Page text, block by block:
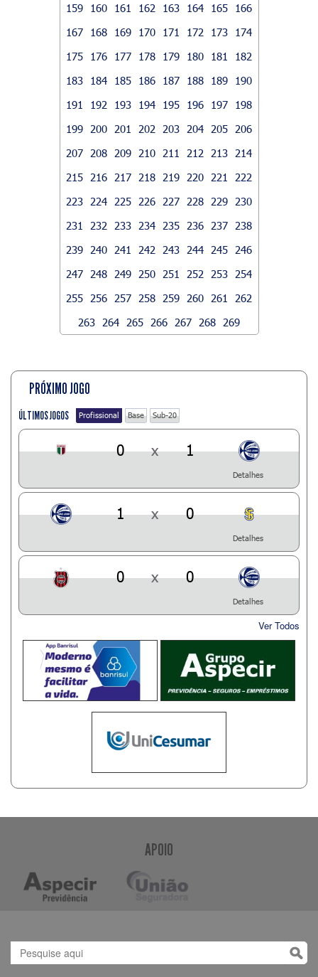
159
160 161 162 163 164 165
166
167
168 169 170 171 172 173
174
175
176 177 178 179 180 181
182
183
184 185 186 187 188 189
190
191
192 193 194 195 196 197
198
199
200 201 202 203 204 205
206
207
208 209 210 211 212 213
214
215
216 217 218 219 220 221
222
223
224 225 226 227 228 229
230
231
232 233 234 235 236 237
238
239
240 241 242 243 244 245
246
247
248 249 250 251 252 253
254
255
256 257 258 259 260 261
262
263
264 265 266 267 268 269
PRÓXIMO JOGO
ÚLTIMOS JOGOS Profissional Base Sub-20
0 x 1
Detalhes
1 x 0
Detalhes
0 x 0
Detalhes
Ver Todos
APOIO